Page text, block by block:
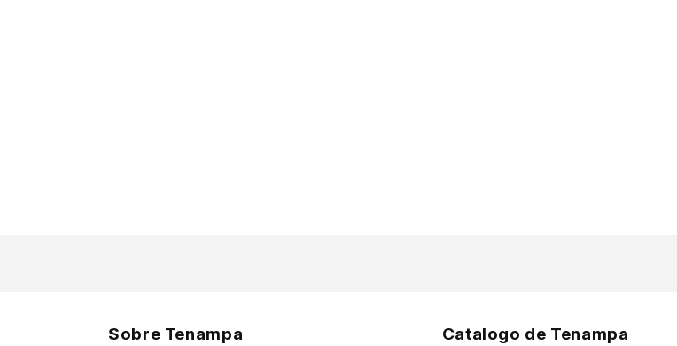
Sobre Tenampa Catalogo de Tenampa